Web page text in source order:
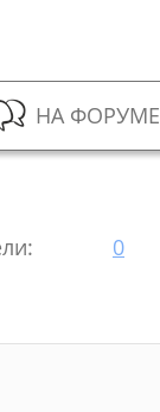
НА ФОРУМЕ
0